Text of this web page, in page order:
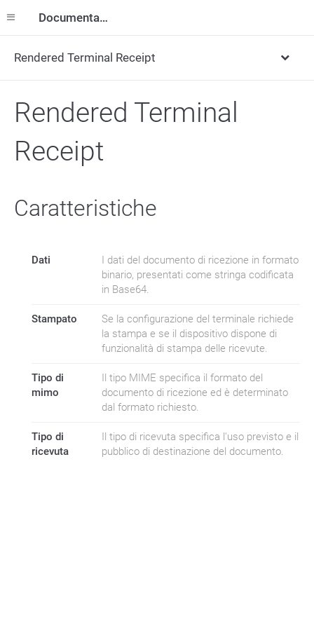
Documentazione
Rendered Terminal Receipt
Rendered Terminal
Receipt
Caratteristiche
Dati
I dati del documento di ricezione in formato
binario, presentati come stringa codificata
in Base64.
Stampato
Se la configurazione del terminale richiede
la stampa e se il dispositivo dispone di
funzionalità di stampa delle ricevute.
Tipo di
mimo
Il tipo MIME specifica il formato del
documento di ricezione ed è determinato
dal formato richiesto.
Tipo di
ricevuta
Il tipo di ricevuta specifica l'uso previsto e il
pubblico di destinazione del documento.